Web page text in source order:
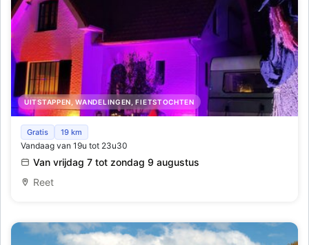
UITSTAPPEN, WANDELINGEN, FIETSTOCHTEN
Lichtfeeten Reet
Gratis 19 km
Vandaag van 19u tot 23u30
Van vrijdag 7 tot zondag 9 augustus
Reet